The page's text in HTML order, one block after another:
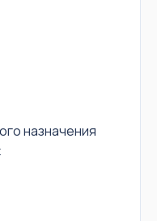
назначения